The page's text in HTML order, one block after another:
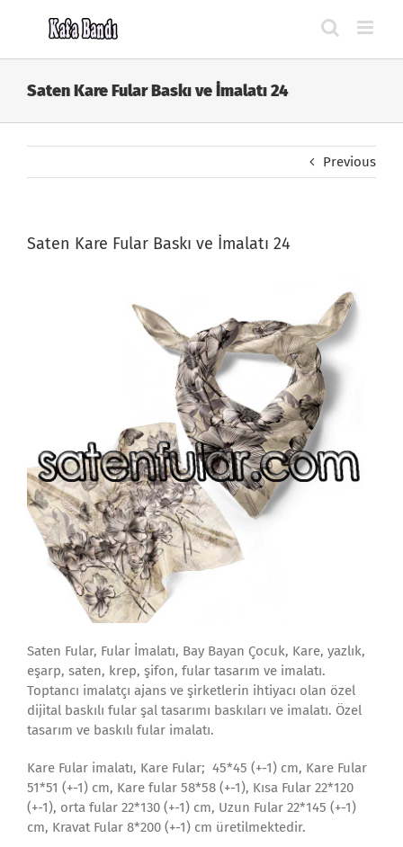
Saten Kare Fular Baskı ve İmalatı 24
Previous
Saten Kare Fular Baskı ve İmalatı 24
Saten Fular, Fular İmalatı, Bay Bayan Çocuk, Kare, yazlık,
eşarp, saten, krep, şifon, fular tasarım ve imalatı.
Toptancı imalatçı ajans ve şirketlerin ihtiyacı olan özel
dijital baskılı fular şal tasarımı baskıları ve imalatı. Özel
tasarım ve baskılı fular imalatı.
Kare Fular imalatı, Kare Fular; 45*45 (+-1) cm, Kare Fular
51*51 (+-1) cm, Kare fular 58*58 (+-1), Kısa Fular 22*120
(+-1), orta fular 22*130 (+-1) cm, Uzun Fular 22*145 (+-1)
cm, Kravat Fular 8*200 (+-1) cm üretilmektedir.